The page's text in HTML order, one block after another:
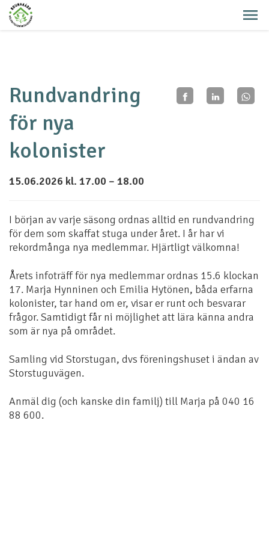
Rundvandring
för nya
kolonister
15.06.2026 kl. 17.00 – 18.00
I början av varje säsong ordnas alltid en rundvandring
för dem som skaffat stuga under året. I år har vi
rekordmånga nya medlemmar. Hjärtligt välkomna!
Årets infoträff för nya medlemmar ordnas 15.6 klockan
17. Marja Hynninen och Emilia Hytönen, båda erfarna
kolonister, tar hand om er, visar er runt och besvarar
frågor. Samtidigt får ni möjlighet att lära känna andra
som är nya på området.
Samling vid Storstugan, dvs föreningshuset i ändan av
Storstuguvägen.
Anmäl dig (och kanske din familj) till Marja på 040 16
88 600.